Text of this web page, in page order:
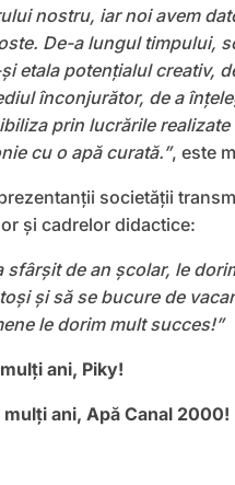
nostru, iar noi avem
De-a lungul timpului,
etala potențialul creativ,
înconjurător, de a
prin lucrările
cu o apă curată.”, este
societății
și cadrelor didactice:
sfârșit de an școlar, le
și să se bucure de
le dorim mult succes!”
ani, Piky!
mulți ani, Apă Canal 2000!